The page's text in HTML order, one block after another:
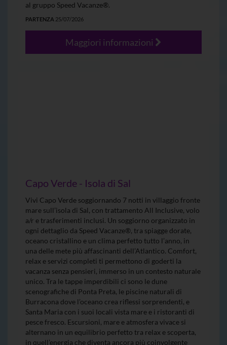
al gruppo Speed Vacanze®.
PARTENZA 25/07/2026
Maggiori informazioni
Capo Verde - Isola di Sal
Vivi Capo Verde soggiornando 7 notti in villaggio fronte
mare sull’isola di Sal, con trattamento All Inclusive, volo
a/r e trasferimenti inclusi. Un soggiorno organizzato in
ogni dettaglio da Speed Vacanze®, tra spiagge dorate,
oceano cristallino e un clima perfetto tutto l’anno, in
una delle mete più affascinanti dell’Atlantico. Comfort,
relax e servizi completi ti permettono di goderti la
vacanza senza pensieri, immerso in un contesto naturale
unico. Tra le tappe imperdibili ci sono le dune
scenografiche di Ponta Preta, le piscine naturali di
Burracona dove l’oceano crea riflessi sorprendenti, e
Santa Maria con i suoi locali vista mare e i ristoranti di
pesce fresco. Escursioni, mare e atmosfera vivace si
alternano in un equilibrio perfetto tra relax e scoperta,
in quell’energia che diventa ancora più coinvolgente